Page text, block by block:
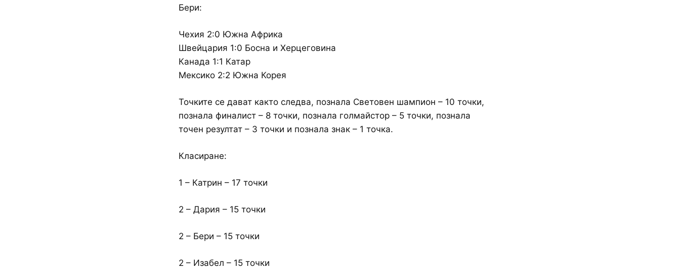
Бери:
Чехия 2:0 Южна Африка
Швейцария 1:0 Босна и Херцеговина
Канада 1:1 Катар
Мексико 2:2 Южна Корея
Точките се дават както следва, познала Световен шампион – 10 точки,
познала финалист – 8 точки, познала голмайстор – 5 точки, познала
точен резултат – 3 точки и познала знак – 1 точка.
Класиране:
1 – Катрин – 17 точки
2 – Дария – 15 точки
2 – Бери – 15 точки
2 – Изабел – 15 точки